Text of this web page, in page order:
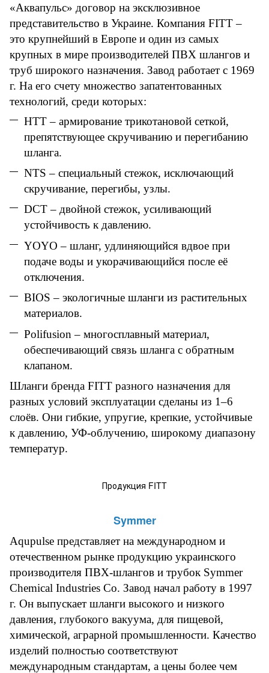
«Аквапульс» договор на эксклюзивное
представительство в Украине. Компания FITT–
это крупнейший в Европе и один из самых
крупных в мире производителей ПВХ шлангов и
труб широкого назначения. Завод работает с 1969
г. На его счету множество запатентованных
технологий, среди которых:
HTT– армирование трикотановой сеткой,
препятствующее скручиванию и перегибанию
шланга.
NTS – специальный стежок, исключающий
скручивание, перегибы, узлы.
DCT– двойной стежок, усиливающий
устойчивость к давлению.
YOYO – шланг, удлиняющийся вдвое при
подаче воды и укорачивающийся после её
отключения.
BIOS – экологичные шланги из растительных
материалов.
Polifusion – многосплавный материал,
обеспечивающий связь шланга с обратным
клапаном.
Шланги бренда FITT разного назначения для
разных условий эксплуатации сделаны из 1–6
слоёв. Они гибкие, упругие, крепкие, устойчивые
к давлению, УФ-облучению, широкому диапазону
температур.
Продукция FITT
Symmer
Aqupulse представляет на международном и
отечественном рынке продукцию украинского
производителя ПВХ-шлангов и трубок Symmer
Chemical Industries Co. Завод начал работу в 1997
г. Он выпускает шланги высокого и низкого
давления, глубокого вакуума, для пищевой,
химической, аграрной промышленности. Качество
изделий полностью соответствуют
международным стандартам, а цены более чем